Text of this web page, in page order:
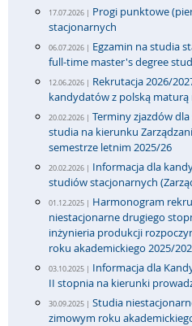
17.07.2026 | Progi punktowe
stacjonarnych
06.07.2026 | Egzamin na studia
full-time master's degree
12.06.2026 | Rekrutacja 2026/
kandydatów z polską
20.02.2026 | Terminy zjazdów
studia na kierunku
semestrze letnim 2025/26
20.02.2026 | Informacja dla
studiów stacjonarnych
01.12.2025 | Harmonogram
niestacjonarne drugiego
inżynieria produkcji
roku akademickiego 2025/
03.10.2025 | Informacja dla
II stopnia na kierunki
30.09.2025 | Studia
zimowym roku